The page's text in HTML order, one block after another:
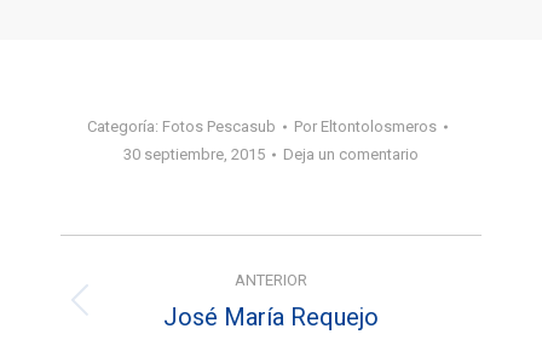
Categoría: Fotos Pescasub Por Eltontolosmeros
30 septiembre, 2015
Deja un comentario
entre
ANTERIOR
Álbum
José María Requejo